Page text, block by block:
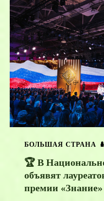
БОЛЬШАЯ СТРАНА 🪆
🏆 В
объявят
премии «Знание»